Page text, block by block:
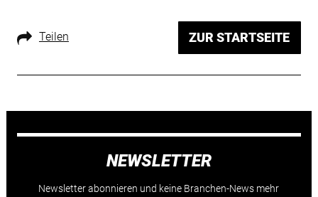
Teilen ZUR STARTSEITE
NEWSLETTER
Newsletter abonnieren und keine Branchen-News mehr